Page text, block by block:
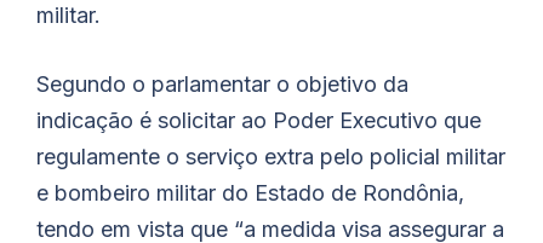
militar.
Segundo o parlamentar o objetivo da
indicação é solicitar ao Poder Executivo que
regulamente o serviço extra pelo policial militar
e bombeiro militar do Estado de Rondônia,
tendo em vista que “a medida visa assegurar a